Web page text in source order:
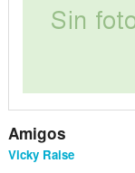
Amigos
Vicky Raise